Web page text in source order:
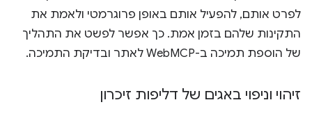
לפרט אותם, להפעיל אותם באופן פרוגרמטי ולאמת את
התקינות שלהם בזמן אמת. כך אפשר לפשט את התהליך
של הוספת תמיכה ב-WebMCP לאתר ובדיקת התמיכה.
זיהוי וניפוי באגים של דליפות זיכרון